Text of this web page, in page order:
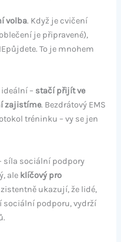
volba. Když je cvičení
je připravené),
To je mnohem
– stačí přijít ve
zajistíme. Bezdrátový EMS
tréninku – vy se jen
síla sociální podpory
ale klíčový pro
ukazují, že lidé,
podporu, vydrží